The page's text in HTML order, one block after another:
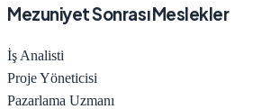
Mezuniyet Sonrası Meslekler
İş Analisti
Proje Yöneticisi
Pazarlama Uzmanı